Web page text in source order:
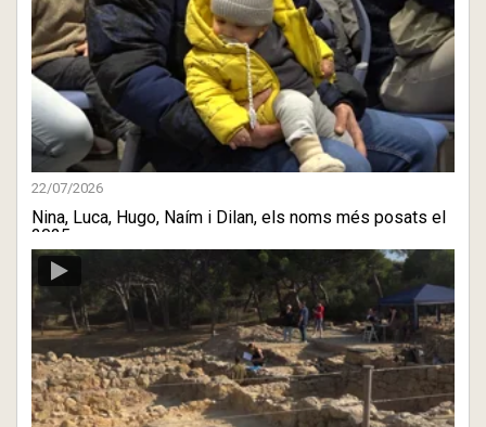
22/07/2026
Nina, Luca, Hugo, Naím i Dilan, els noms més posats el
2025 a ...